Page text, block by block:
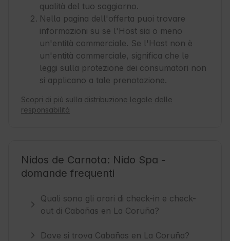
qualità del tuo soggiorno.
Nella pagina dell'offerta puoi trovare
informazioni su se l'Host sia o meno
un'entità commerciale. Se l'Host non è
un'entità commerciale, significa che le
leggi sulla protezione dei consumatori non
si applicano a tale prenotazione.
Scopri di più sulla distribuzione legale delle
responsabilità
Nidos de Carnota: Nido Spa -
domande frequenti
Quali sono gli orari di check-in e check-
out di Cabañas en La Coruña?
Dove si trova Cabañas en La Coruña?